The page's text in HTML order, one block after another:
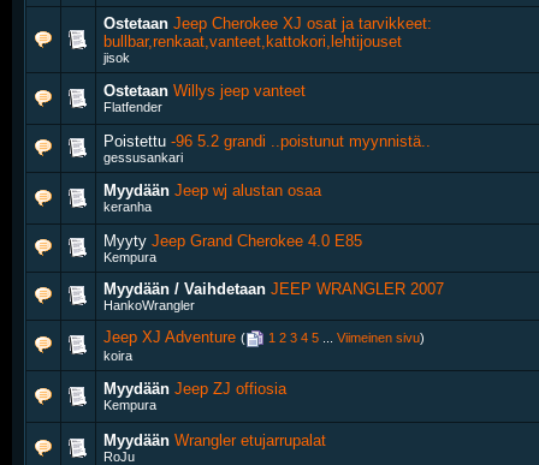
Ostetaan Jeep Cherokee XJ osat ja tarvikkeet:
bullbar,renkaat,vanteet,kattokori,lehtijouset
jisok
Ostetaan Willys jeep vanteet
Flatfender
Poistettu -96 5.2 grandi ..poistunut myynnistä..
gessusankari
Myydään Jeep wj alustan osaa
keranha
Myyty Jeep Grand Cherokee 4.0 E85
Kempura
Myydään / Vaihdetaan JEEP WRANGLER 2007
HankoWrangler
Jeep XJ Adventure ( 1 2 3 4 5 Viimeinen sivu)
koira
Myydään Jeep ZJ offiosia
Kempura
Myydään Wrangler etujarrupalat
RoJu